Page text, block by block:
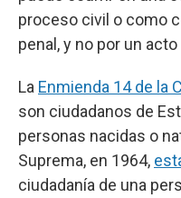
proceso civil o como
penal, y no por un
La Enmienda 14 de la
son ciudadanos de
personas nacidas o
Suprema, en 1964,
ciudadanía de una